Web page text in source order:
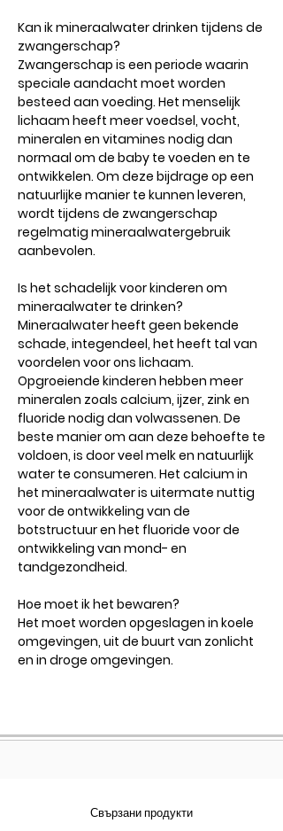
Kan ik mineraalwater drinken tijdens de
zwangerschap?
Zwangerschap is een periode waarin
speciale aandacht moet worden
besteed aan voeding. Het menselijk
lichaam heeft meer voedsel, vocht,
mineralen en vitamines nodig dan
normaal om de baby te voeden en te
ontwikkelen. Om deze bijdrage op een
natuurlijke manier te kunnen leveren,
wordt tijdens de zwangerschap
regelmatig mineraalwatergebruik
aanbevolen.
Is het schadelijk voor kinderen om
mineraalwater te drinken?
Mineraalwater heeft geen bekende
schade, integendeel, het heeft tal van
voordelen voor ons lichaam.
Opgroeiende kinderen hebben meer
mineralen zoals calcium, ijzer, zink en
fluoride nodig dan volwassenen. De
beste manier om aan deze behoefte te
voldoen, is door veel melk en natuurlijk
water te consumeren. Het calcium in
het mineraalwater is uitermate nuttig
voor de ontwikkeling van de
botstructuur en het fluoride voor de
ontwikkeling van mond- en
tandgezondheid.
Hoe moet ik het bewaren?
Het moet worden opgeslagen in koele
omgevingen, uit de buurt van zonlicht
en in droge omgevingen.
Свързани продукти